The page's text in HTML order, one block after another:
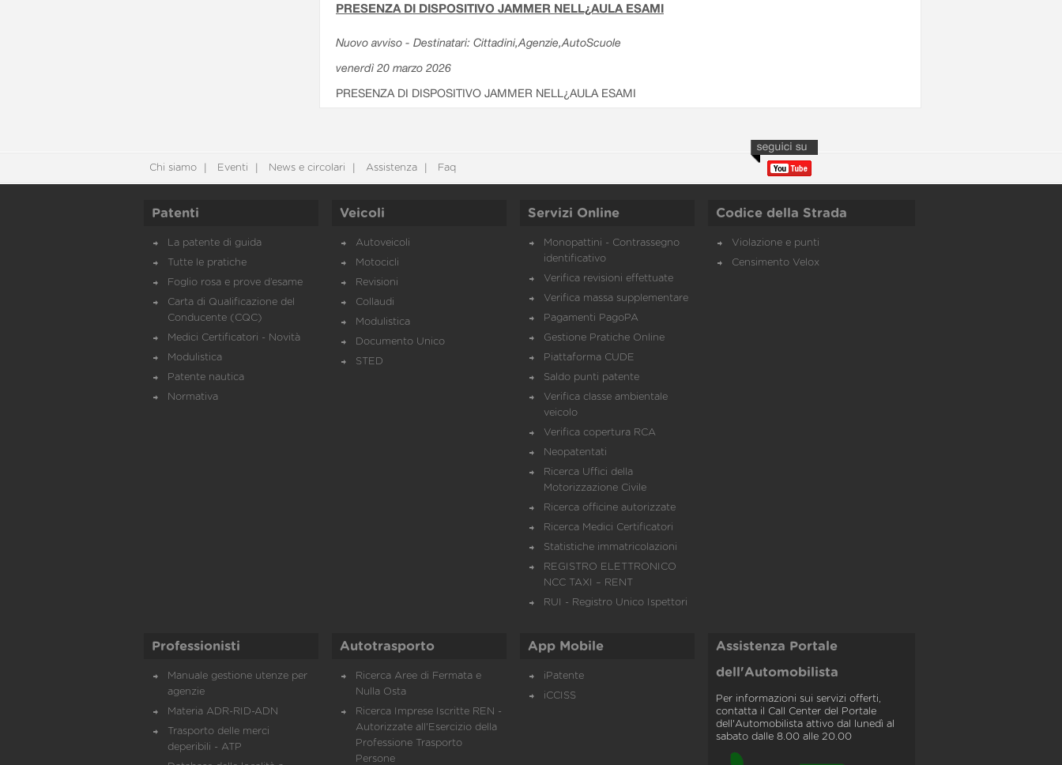
PRESENZA DI DISPOSITIVO JAMMER NELL¿AULA ESAMI
Nuovo avviso - Destinatari: Cittadini,Agenzie,AutoScuole
venerdì 20 marzo 2026
PRESENZA DI DISPOSITIVO JAMMER NELL¿AULA ESAMI
Chi siamo Eventi News e circolari Assistenza Faq
Patenti
La patente di guida
Tutte le pratiche
Foglio rosa e prove d’esame
Carta di Qualificazione del
Conducente (CQC)
Medici Certificatori - Novità
Modulistica
Patente nautica
Normativa
Veicoli
Autoveicoli
Motocicli
Revisioni
Collaudi
Modulistica
Documento Unico
STED
Servizi Online
Monopattini - Contrassegno
identificativo
Verifica revisioni effettuate
Verifica massa supplementare
Pagamenti PagoPA
Gestione Pratiche Online
Piattaforma CUDE
Saldo punti patente
Verifica classe ambientale
veicolo
Verifica copertura RCA
Neopatentati
Ricerca Uffici della
Motorizzazione Civile
Ricerca officine autorizzate
Ricerca Medici Certificatori
Statistiche immatricolazioni
REGISTRO ELETTRONICO
NCC TAXI – RENT
RUI - Registro Unico Ispettori
Codice della Strada
Violazione e punti
Censimento Velox
Professionisti
Manuale gestione utenze per
agenzie
Materia ADR-RID-ADN
Trasporto delle merci
deperibili - ATP
Autotrasporto
Ricerca Aree di Fermata e
Nulla Osta
Ricerca Imprese Iscritte REN -
Autorizzate all'Esercizio della
Professione Trasporto
Persone
App Mobile
iPatente
iCCISS
Assistenza Portale
dell'Automobilista
Per informazioni sui servizi offerti,
contatta il Call Center del Portale
dell'Automobilista attivo dal lunedì al
sabato dalle 8.00 alle 20.00